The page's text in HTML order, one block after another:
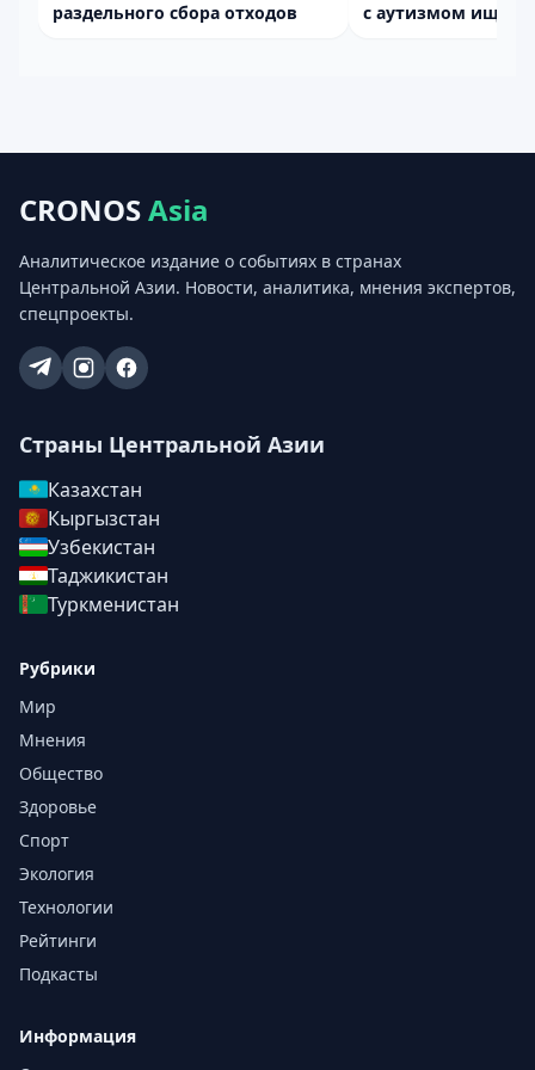
раздельного сбора отходов
с аутизмом ищут
CRONOSAsia
Аналитическое издание о событиях в странах
Центральной Азии. Новости, аналитика, мнения экспертов,
спецпроекты.
Страны Центральной Азии
Казахстан
Кыргызстан
Узбекистан
Таджикистан
Туркменистан
Рубрики
Мир
Мнения
Общество
Здоровье
Спорт
Экология
Технологии
Рейтинги
Подкасты
Информация